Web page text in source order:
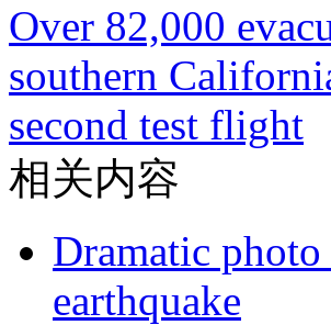
Over 82,000
southern
second test flight
相关内容
Dramatic
earthquake